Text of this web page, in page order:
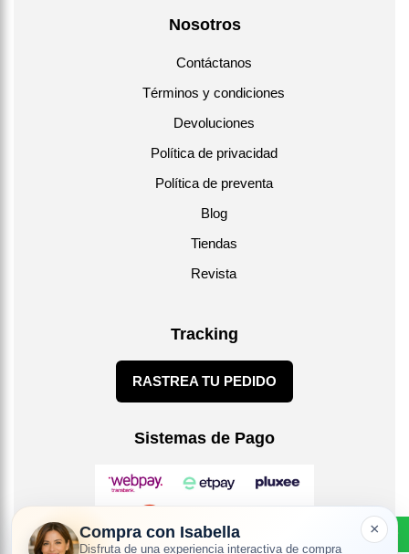
Nosotros
Contáctanos
Términos y condiciones
Devoluciones
Política de privacidad
Política de preventa
Blog
Tiendas
Revista
Tracking
RASTREA TU PEDIDO
Sistemas de Pago